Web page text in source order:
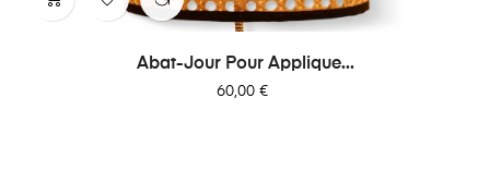
Abat-Jour Pour Applique...
Prix
60,00 €